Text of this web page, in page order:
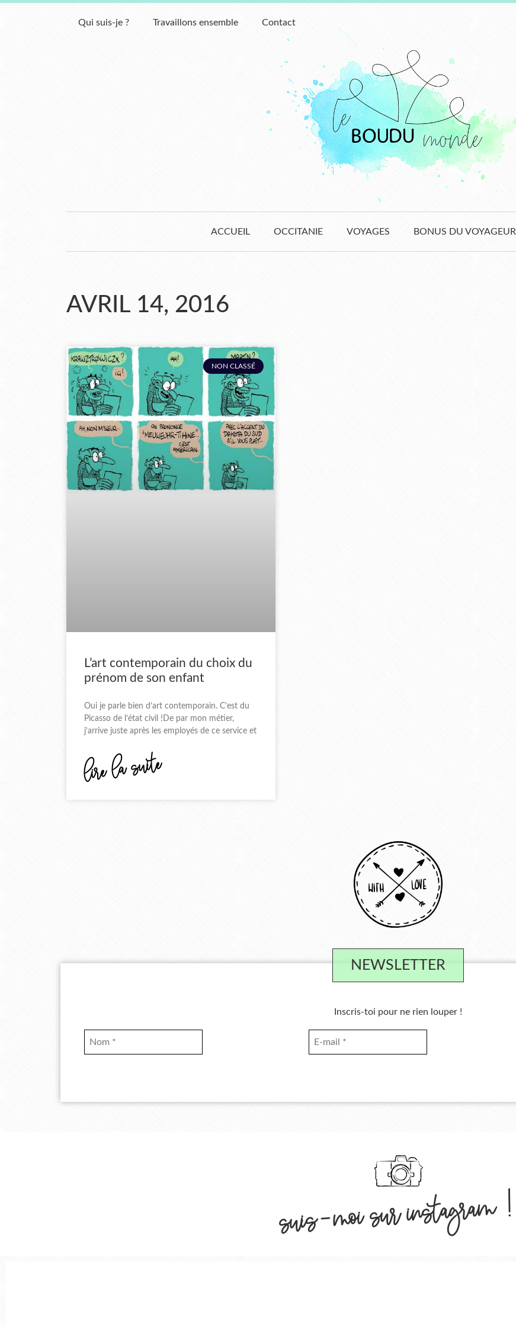
Qui suis-je ? Travaillons ensemble Contact
ACCUEIL OCCITANIE VOYAGES BONUS DU VOYAGEUR
AVRIL 14, 2016
NON CLASSÉ
L’art contemporain du choix du
prénom de son enfant
Oui je parle bien d’art contemporain. C’est du
Picasso de l’état civil !De par mon métier,
j’arrive juste après les employés de ce service et
lire la suite
NEWSLETTER
Inscris-toi pour ne rien louper !
suis-moi sur instagram !